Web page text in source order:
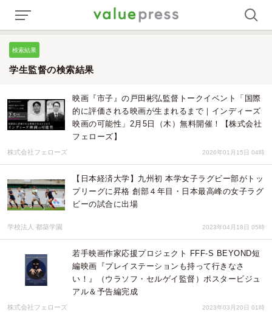
検索結果
学生監督の検索結果
映画『市子』の戸田彬弘監督トークイベント「国際
的に評価される映画が生まれるまで｜インディーズ
映画の可能性」2月5日（木）無料開催！【株式会社
フェローズ】
株式会社フェローズ 2026年01月15日 04時
【日本経済大学】九州初 本学女子ラグビー部がトッ
プリーグに昇格 創部４年目・日本最高峰の女子ラグ
ビーの試合に出場
学校法人 都築学園 2023年04月18日 05時
若手映画作家応援プロジェクト FFF-S BEYOND短
編映画『プレイステーションも持って行きなさ
い！』（ウラソフ・セルゲイ監督）ポスタービジュ
アル＆予告編完成
株式会社フェローズ 2023年03月20日 01時